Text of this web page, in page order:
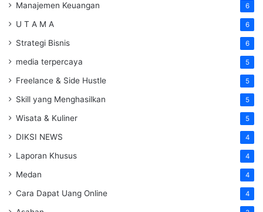
Manajemen Keuangan 6
U T A M A 6
Strategi Bisnis 6
media terpercaya 5
Freelance & Side Hustle 5
Skill yang Menghasilkan 5
Wisata & Kuliner 5
DIKSI NEWS 4
Laporan Khusus 4
Medan 4
Cara Dapat Uang Online 4